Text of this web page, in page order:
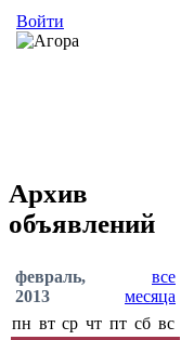
Войти
Архив
объявлений
февраль,
2013
все
месяца
пн вт ср чт пт сб вс